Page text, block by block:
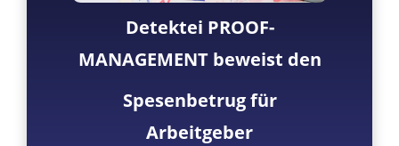
Detektei PROOF-
MANAGEMENT beweist den
Spesenbetrug für
Arbeitgeber